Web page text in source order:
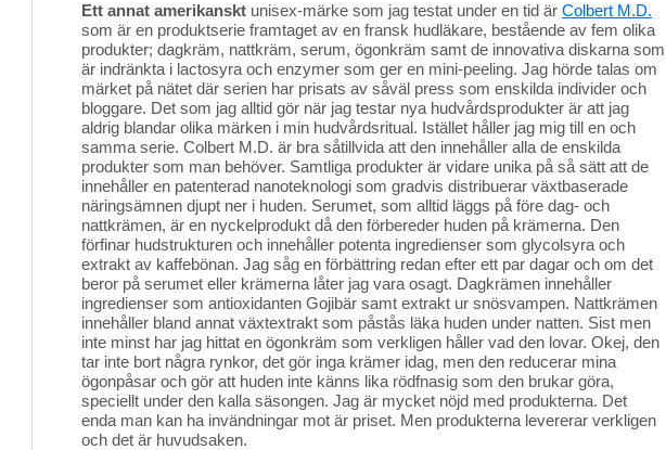
Ett annat amerikanskt unisex-märke som jag testat under en tid är Colbert M.D.
som är en produktserie framtaget av en fransk hudläkare, bestående av fem olika
produkter; dagkräm, nattkräm, serum, ögonkräm samt de innovativa diskarna som
är indränkta i lactosyra och enzymer som ger en mini-peeling. Jag hörde talas om
märket på nätet där serien har prisats av såväl press som enskilda individer och
bloggare. Det som jag alltid gör när jag testar nya hudvårdsprodukter är att jag
aldrig blandar olika märken i min hudvårdsritual. Istället håller jag mig till en och
samma serie. Colbert M.D. är bra såtillvida att den innehåller alla de enskilda
produkter som man behöver. Samtliga produkter är vidare unika på så sätt att de
innehåller en patenterad nanoteknologi som gradvis distribuerar växtbaserade
näringsämnen djupt ner i huden. Serumet, som alltid läggs på före dag- och
nattkrämen, är en nyckelprodukt då den förbereder huden på krämerna. Den
förfinar hudstrukturen och innehåller potenta ingredienser som glycolsyra och
extrakt av kaffebönan. Jag såg en förbättring redan efter ett par dagar och om det
beror på serumet eller krämerna låter jag vara osagt. Dagkrämen innehåller
ingredienser som antioxidanten Gojibär samt extrakt ur snösvampen. Nattkrämen
innehåller bland annat växtextrakt som påstås läka huden under natten. Sist men
inte minst har jag hittat en ögonkräm som verkligen håller vad den lovar. Okej, den
tar inte bort några rynkor, det gör inga krämer idag, men den reducerar mina
ögonpåsar och gör att huden inte känns lika rödfnasig som den brukar göra,
speciellt under den kalla säsongen. Jag är mycket nöjd med produkterna. Det
enda man kan ha invändningar mot är priset. Men produkterna levererar verkligen
och det är huvudsaken.